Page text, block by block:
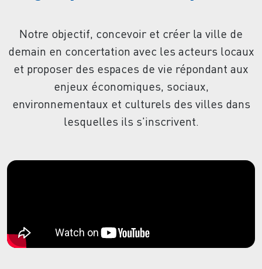
Notre objectif, concevoir et créer la ville de
demain en concertation avec les acteurs locaux
et proposer des espaces de vie répondant aux
enjeux économiques, sociaux,
environnementaux et culturels des villes dans
lesquelles ils s'inscrivent.